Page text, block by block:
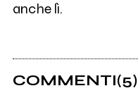
anche lì.
COMMENTI(5)